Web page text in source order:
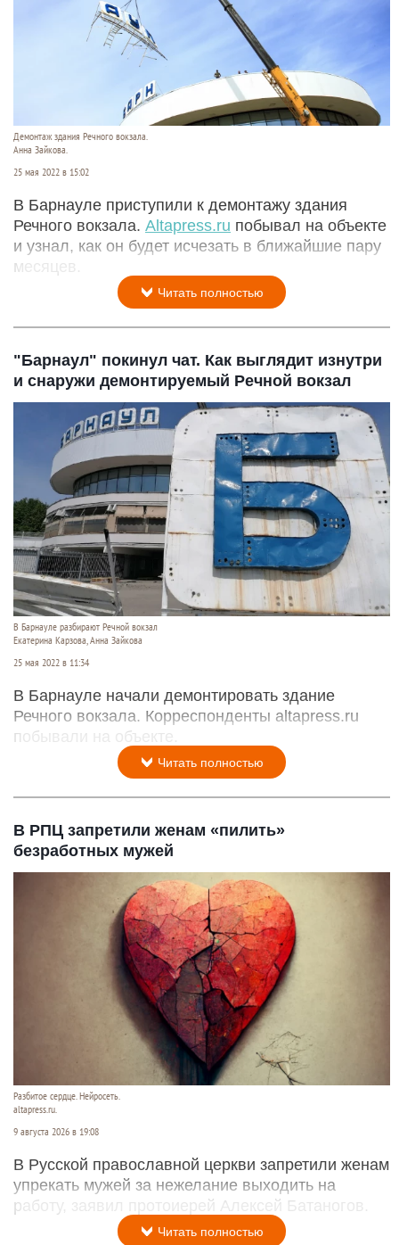
Демонтаж здания Речного вокзала.
Анна Зайкова.
25 мая 2022 в 15:02
В Барнауле приступили к демонтажу здания
Речного вокзала. Altapress.ru побывал на объекте
и узнал, как он будет исчезать в ближайшие пару
месяцев.
Читать полностью
"Барнаул" покинул чат. Как выглядит изнутри
и снаружи демонтируемый Речной вокзал
В Барнауле разбирают Речной вокзал
Екатерина Карзова, Анна Зайкова
25 мая 2022 в 11:34
В Барнауле начали демонтировать здание
Речного вокзала. Корреспонденты altapress.ru
побывали на объекте.
Читать полностью
В РПЦ запретили женам «пилить»
безработных мужей
Разбитое сердце. Нейросеть.
altapress.ru.
9 августа 2026 в 19:08
В Русской православной церкви запретили женам
упрекать мужей за нежелание выходить на
работу, заявил протоиерей Алексей Батаногов.
Читать полностью